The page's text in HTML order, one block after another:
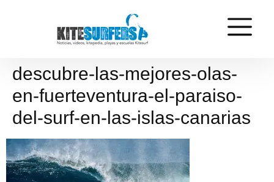
descubre-las-mejores-olas-
en-fuerteventura-el-paraiso-
del-surf-en-las-islas-canarias